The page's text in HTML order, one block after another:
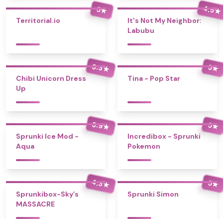
5★
Territorial.io
4.5★
It's Not My Neighbor:
Labubu
3.3★
Chibi Unicorn Dress
Up
5★
Tina - Pop Star
3.9★
Sprunki Ice Mod -
Aqua
5★
Incredibox - Sprunki
Pokemon
4.3★
Sprunkibox-Sky’s
MASSACRE
5★
Sprunki Simon